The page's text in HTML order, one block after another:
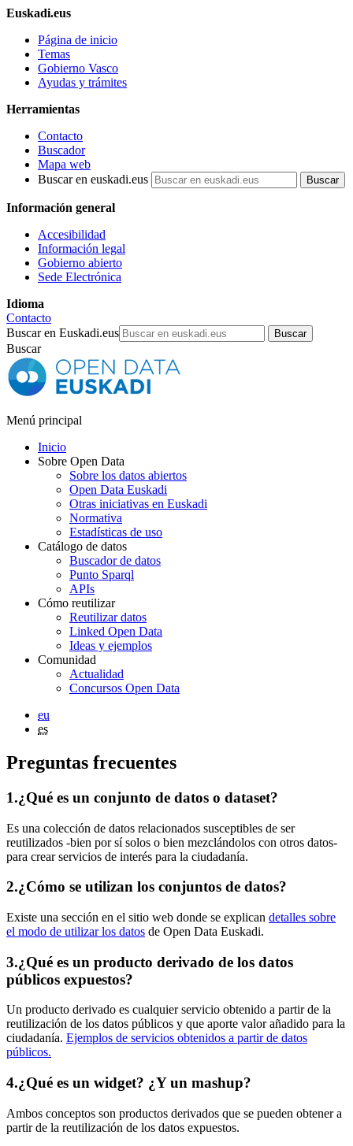
Euskadi.eus
Página de inicio
Temas
Gobierno Vasco
Ayudas y trámites
Herramientas
Contacto
Buscador
Mapa web
Buscar en euskadi.eus
Información general
Accesibilidad
Información legal
Gobierno abierto
Sede Electrónica
Idioma
Contacto
Buscar en Euskadi.eus
Buscar
Menú principal
Inicio
Sobre Open Data
Sobre los datos abiertos
Open Data Euskadi
Otras iniciativas en Euskadi
Normativa
Estadísticas de uso
Catálogo de datos
Buscador de datos
Punto Sparql
APIs
Cómo reutilizar
Reutilizar datos
Linked Open Data
Ideas y ejemplos
Comunidad
Actualidad
Concursos Open Data
eu
es
Preguntas frecuentes
1.¿Qué es un conjunto de datos o dataset?
Es una colección de datos relacionados susceptibles de ser
reutilizados -bien por sí solos o bien mezclándolos con otros datos-
para crear servicios de interés para la ciudadanía.
2.¿Cómo se utilizan los conjuntos de datos?
Existe una sección en el sitio web donde se explican detalles sobre
el modo de utilizar los datos de Open Data Euskadi.
3.¿Qué es un producto derivado de los datos
públicos expuestos?
Un producto derivado es cualquier servicio obtenido a partir de la
reutilización de los datos públicos y que aporte valor añadido para la
ciudadanía. Ejemplos de servicios obtenidos a partir de datos
públicos.
4.¿Qué es un widget? ¿Y un mashup?
Ambos conceptos son productos derivados que se pueden obtener a
partir de la reutilización de los datos expuestos.